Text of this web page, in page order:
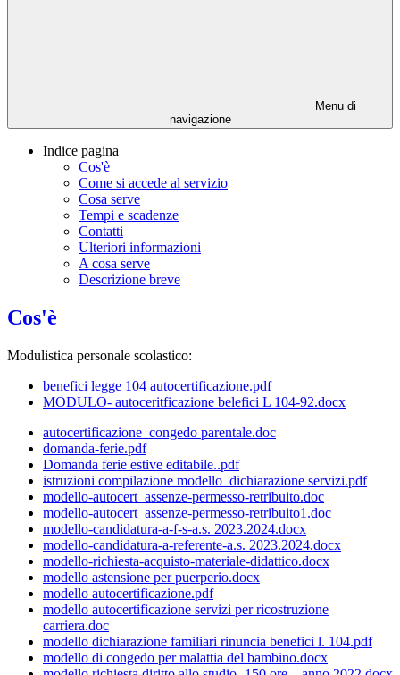
Menu di
navigazione
Indice pagina
Cos'è
Come si accede al servizio
Cosa serve
Tempi e scadenze
Contatti
Ulteriori informazioni
A cosa serve
Descrizione breve
Cos'è
Modulistica personale scolastico:
benefici legge 104 autocertificazione.pdf
MODULO- autoceritficazione belefici L 104-92.docx
autocertificazione_congedo parentale.doc
domanda-ferie.pdf
Domanda ferie estive editabile..pdf
istruzioni compilazione modello_dichiarazione servizi.pdf
modello-autocert_assenze-permesso-retribuito.doc
modello-autocert_assenze-permesso-retribuito1.doc
modello-candidatura-a-f-s-a.s. 2023.2024.docx
modello-candidatura-a-referente-a.s. 2023.2024.docx
modello-richiesta-acquisto-materiale-didattico.docx
modello astensione per puerperio.docx
modello autocertificazione.pdf
modello autocertificazione servizi per ricostruzione
carriera.doc
modello dichiarazione familiari rinuncia benefici l. 104.pdf
modello di congedo per malattia del bambino.docx